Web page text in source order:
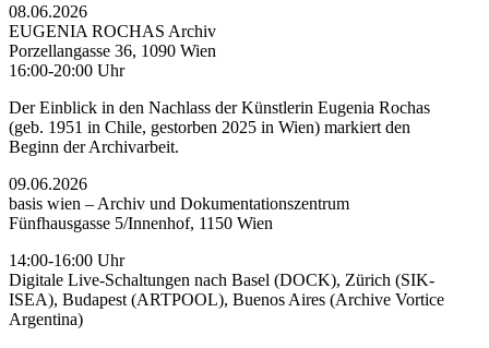
08.06.2026
EUGENIA ROCHAS Archiv
Porzellangasse 36, 1090 Wien
16:00-20:00 Uhr
Der Einblick in den Nachlass der Künstlerin Eugenia Rochas
(geb. 1951 in Chile, gestorben 2025 in Wien) markiert den
Beginn der Archivarbeit.
09.06.2026
basis wien – Archiv und Dokumentationszentrum
Fünfhausgasse 5/Innenhof, 1150 Wien
14:00-16:00 Uhr
Digitale Live-Schaltungen nach Basel (DOCK), Zürich (SIK-
ISEA), Budapest (ARTPOOL), Buenos Aires (Archive Vortice
Argentina)